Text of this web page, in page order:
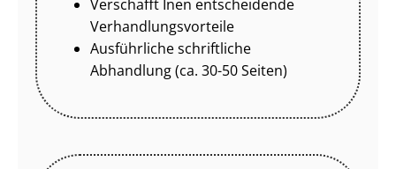
Verschafft Inen entscheidende
Ver­hand­lungs­vor­tei­le
Ausführliche schriftliche
Abhandlung (ca. 30-50 Seiten)